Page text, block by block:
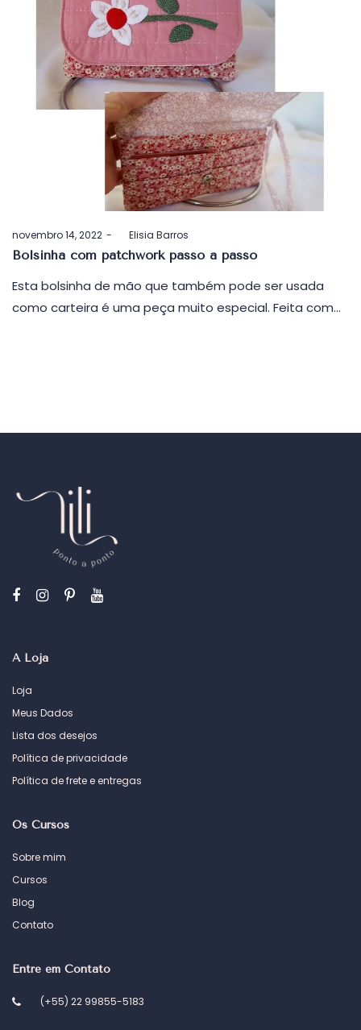
Postado
em
novembro 14, 2022 byElisia Barros
Bolsinha com patchwork passo a passo
Esta bolsinha de mão que também pode ser usada
como carteira é uma peça muito especial. Feita com…
A Loja
Loja
Meus Dados
Lista dos desejos
Política de privacidade
Política de frete e entregas
Os Cursos
Sobre mim
Cursos
Blog
Contato
Entre em Contato
(+55) 22 99855-5183